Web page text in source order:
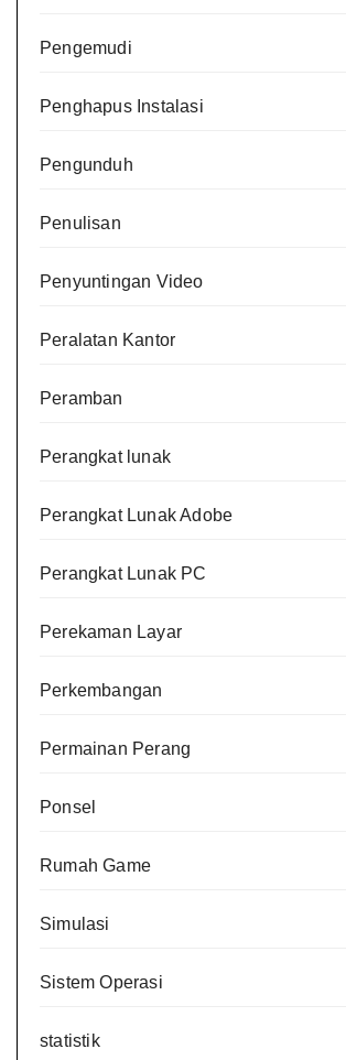
Pengemudi
Penghapus Instalasi
Pengunduh
Penulisan
Penyuntingan Video
Peralatan Kantor
Peramban
Perangkat lunak
Perangkat Lunak Adobe
Perangkat Lunak PC
Perekaman Layar
Perkembangan
Permainan Perang
Ponsel
Rumah Game
Simulasi
Sistem Operasi
statistik